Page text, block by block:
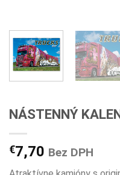
NÁSTENNÝ
€7,70 Bez DPH